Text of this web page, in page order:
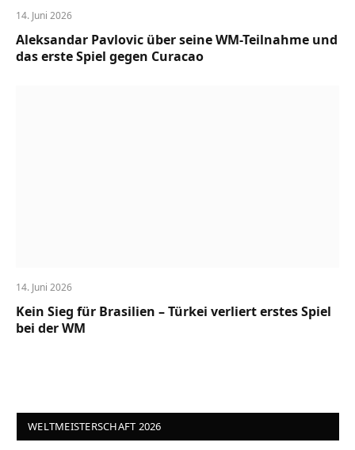
14. Juni 2026
Aleksandar Pavlovic über seine WM-Teilnahme und
das erste Spiel gegen Curacao
14. Juni 2026
Kein Sieg für Brasilien – Türkei verliert erstes Spiel
bei der WM
WELTMEISTERSCHAFT 2026